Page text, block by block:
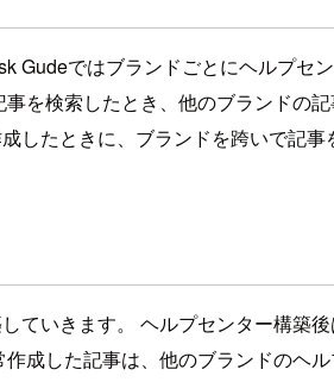
Gudeではブランドごとにヘルプ
を検索したとき、他のブランドの
たときに、ブランドを跨いで記事
ていきます。 ヘルプセンター構
成した記事は、他のブランドのヘ